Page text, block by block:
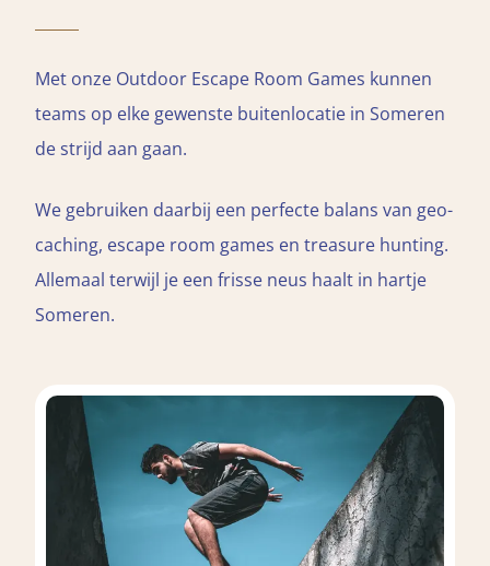
Met onze Outdoor Escape Room Games kunnen
teams op elke gewenste buitenlocatie in Someren
de strijd aan gaan.
We gebruiken daarbij een perfecte balans van geo-
caching, escape room games en treasure hunting.
Allemaal terwijl je een frisse neus haalt in hartje
Someren.